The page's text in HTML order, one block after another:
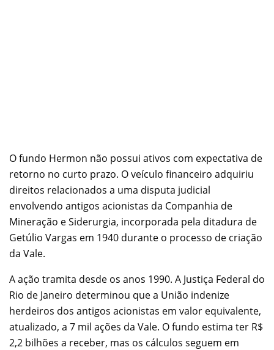
O fundo Hermon não possui ativos com expectativa de
retorno no curto prazo. O veículo financeiro adquiriu
direitos relacionados a uma disputa judicial
envolvendo antigos acionistas da Companhia de
Mineração e Siderurgia, incorporada pela ditadura de
Getúlio Vargas em 1940 durante o processo de criação
da Vale.
A ação tramita desde os anos 1990. A Justiça Federal do
Rio de Janeiro determinou que a União indenize
herdeiros dos antigos acionistas em valor equivalente,
atualizado, a 7 mil ações da Vale. O fundo estima ter R$
2,2 bilhões a receber, mas os cálculos seguem em